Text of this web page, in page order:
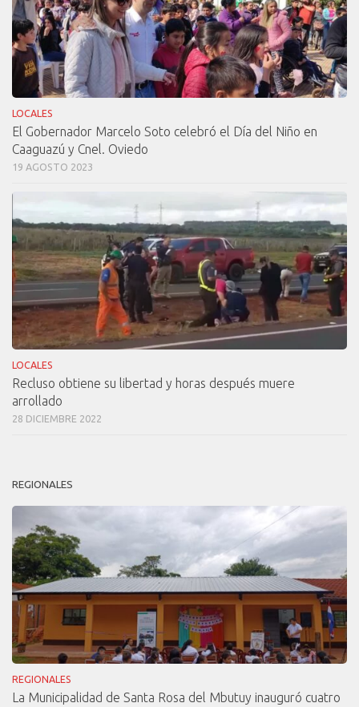
LOCALES
El Gobernador Marcelo Soto celebró el Día del Niño en
Caaguazú y Cnel. Oviedo
19 AGOSTO 2023
LOCALES
Recluso obtiene su libertad y horas después muere
arrollado
28 DICIEMBRE 2022
REGIONALES
REGIONALES
La Municipalidad de Santa Rosa del Mbutuy inauguró cuatro